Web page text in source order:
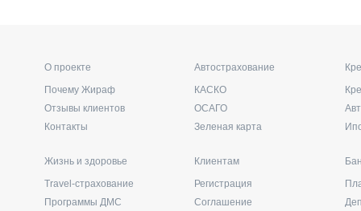
О проекте
Почему Жираф
Отзывы клиентов
Контакты
Автострахование
КАСКО
ОСАГО
Зеленая карта
Жизнь и здоровье
Travel-страхование
Программы ДМС
Клиентам
Регистрация
Соглашение